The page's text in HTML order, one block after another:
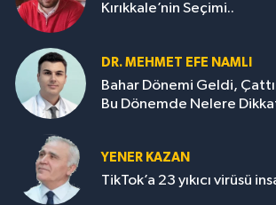
Kırıkkale’nin Seçimi..
DR. MEHMET EFE NAMLI
Bahar Dönemi Geldi,
Bu Dönemde Nelere
YENER KAZAN
TikTok’a 23 yıkıcı virüsü